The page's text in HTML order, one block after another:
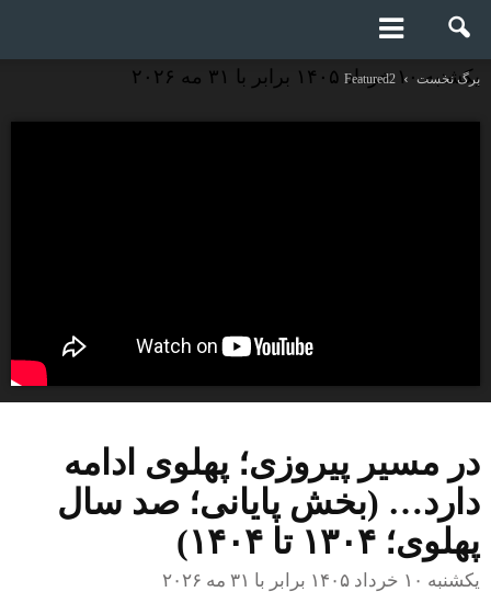
برگ نخست Featured2 یکشنبه ۱۰ خرداد ۱۴۰۵ برابر با ۳۱ مه ۲۰۲۶
در مسیر پیروزی؛ پهلوی ادامه
دارد… (بخش پایانی؛ صد سال
پهلوی؛ ۱۳۰۴ تا ۱۴۰۴)
یکشنبه ۱۰ خرداد ۱۴۰۵ برابر با ۳۱ مه ۲۰۲۶